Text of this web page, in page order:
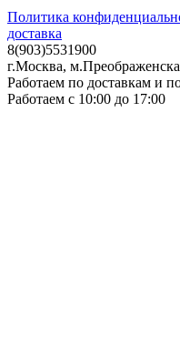
Политика
доставка
8(903)5531900
г.Москва,
Работаем по доставкам и
Работаем с 10:00 до 17:00